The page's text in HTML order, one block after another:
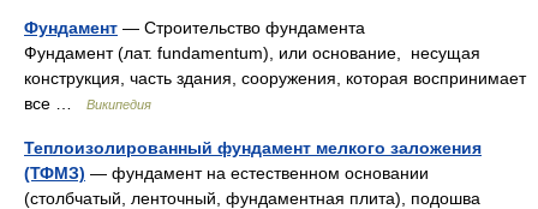
Фундамент — Строительство фундамента
Фундамент (лат. fundamentum), или основание, несущая
конструкция, часть здания, сооружения, которая воспринимает
все …
Википедия
Теплоизолированный фундамент мелкого заложения
(ТФМЗ) — фундамент на естественном основании
(столбчатый, ленточный, фундаментная плита), подошва